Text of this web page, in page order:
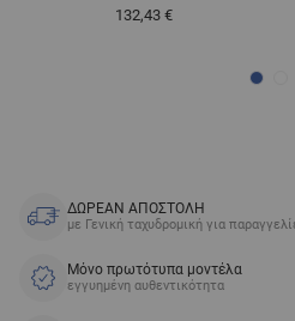
132,43 €
ΔΩΡΕΑΝ ΑΠΟΣΤΟΛΗ
με Γενική ταχυδρομική για
Μόνο πρωτότυπα μοντέλα
εγγυημένη αυθεντικότητα